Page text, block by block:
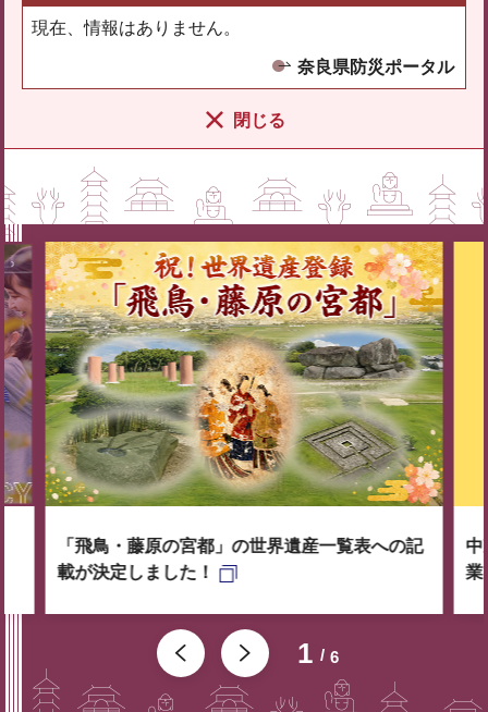
現在、情報はありません。
奈良県防災ポータル
閉じる
1 6
「飛鳥・藤原の宮都」の世界遺産一覧表への記
載が決定しました！
中
業